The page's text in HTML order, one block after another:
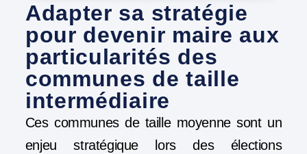
Adapter sa stratégie
pour devenir maire aux
particularités des
communes de taille
intermédiaire
Ces communes de taille moyenne sont un
enjeu stratégique lors des élections